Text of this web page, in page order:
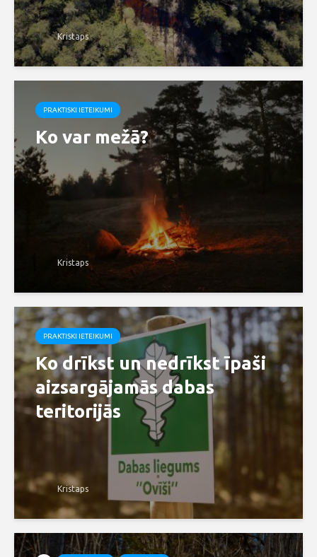
Kristaps
PRAKTISKI IETEIKUMI
Ko var mežā?
Kristaps
PRAKTISKI IETEIKUMI
Ko drīkst un nedrīkst īpaši
aizsargājamās dabas
teritorijās
Kristaps